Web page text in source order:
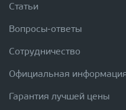
Статьи
Вопросы-ответы
Сотрудничество
Официальная
Гарантия лучшей цены